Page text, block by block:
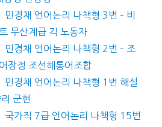
경채 언어논리 나책형 3번 – 비
무산계급 긱 노동자
민경채 언어논리 나책형 2번 – 조
장정 조선해통어조합
민경채 언어논리 나책형 1번 해설
군현
국가직 7급 언어논리 나책형 15번